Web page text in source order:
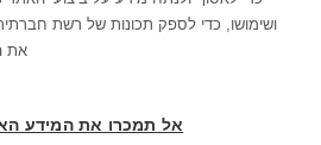
השאלות במקבץ נקודות העצירה מעודדות
דם ותאי דם – נקודות עצירה מקבץ 2
השאלות במקבץ נקודות העצירה מעודדות
ושימושו, כדי לספק תכונות של רשת
את
אל תמכרו את המידע